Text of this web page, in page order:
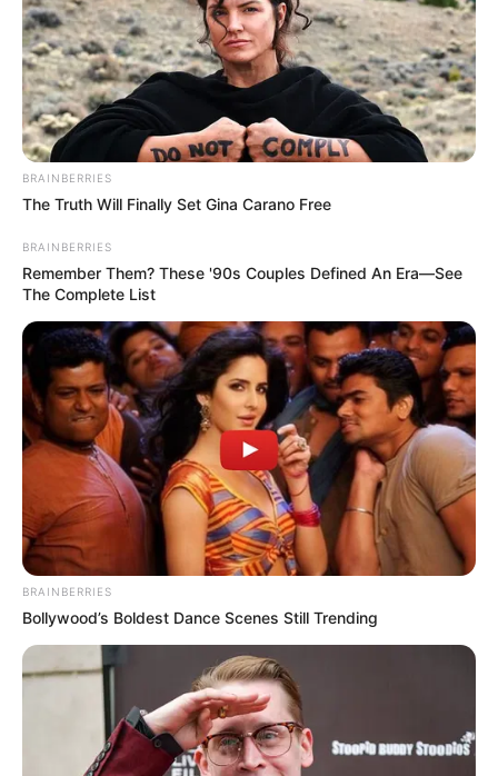
BRAINBERRIES
The Truth Will Finally Set Gina Carano Free
BRAINBERRIES
Remember Them? These '90s Couples Defined An Era—See
The Complete List
BRAINBERRIES
Bollywood’s Boldest Dance Scenes Still Trending